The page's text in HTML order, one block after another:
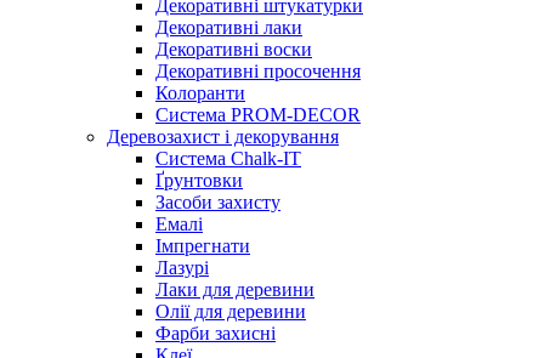
Декоративні штукатурки
Декоративні лаки
Декоративні воски
Декоративні просочення
Колоранти
Система PROM-DECOR
Деревозахист і декорування
Система Chalk-IT
Ґрунтовки
Засоби захисту
Емалі
Імпрегнати
Лазурі
Лаки для деревини
Олії для деревини
Фарби захисні